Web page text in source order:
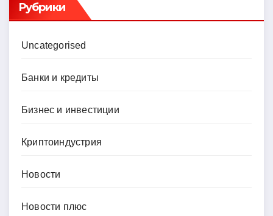
Рубрики
Uncategorised
Банки и кредиты
Бизнес и инвестиции
Криптоиндустрия
Новости
Новости плюс